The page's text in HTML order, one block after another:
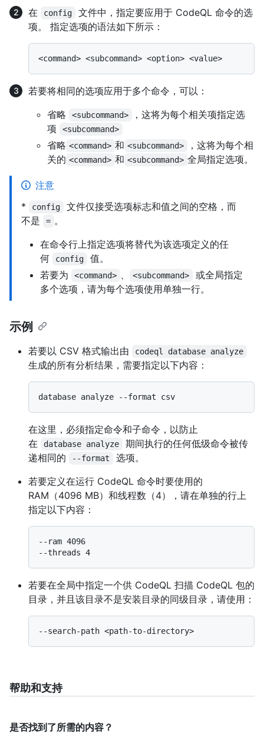
在
config
文件中，指定要应用于 CodeQL 命令的选
项。 指定选项的语法如下所示：
若要将相同的选项应用于多个命令，可以：
省略
<subcommand>
，这将为每个相关项指定选
项
<subcommand>
省略 <command> 和 <subcommand>
，这将为每个相
关的 <command> 和 <subcommand> 全局指定选项。
注意
*
config
文件仅接受选项标志和值之间的空格，而
不是
= 。
在命令行上指定选项将替代为该选项定义的任
何
config
值。
若要为
<command> 、 <subcommand>
或全局指定
多个选项，请为每个选项使用单独一行。
示例
若要以 CSV 格式输出由 codeql database analyze
生成的所有分析结果，需要指定以下内容：
在这里，必须指定命令和子命令，以防止
在
database analyze
期间执行的任何低级命令被传
递相同的
--format
选项。
若要定义在运行 CodeQL 命令时要使用的
RAM（4096 MB）和线程数（4），请在单独的行上
指定以下内容：
--ram 4096
若要在全局中指定一个供 CodeQL 扫描 CodeQL 包的
目录，并且该目录不是安装目录的同级目录，请使用：
帮助和支持
是否找到了所需的内容？